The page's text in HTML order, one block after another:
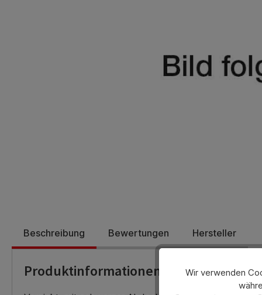
Beschreibung Bewertungen Hersteller
Produktinformationen
Wir verwenden